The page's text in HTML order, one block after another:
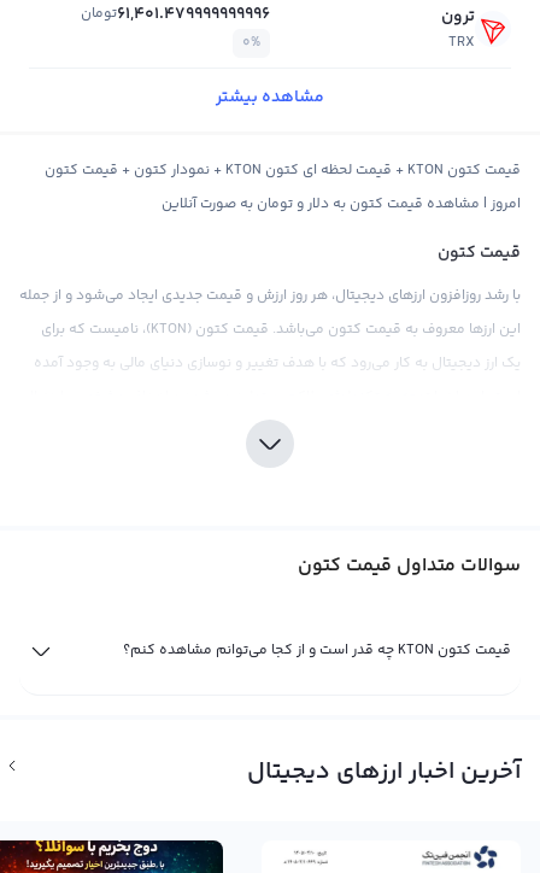
ترون
TRX
61,401.479999999996تومان
0%
مشاهده بیشتر
قیمت کتون KTON + قیمت لحظه ای کتون KTON + نمودار کتون + قیمت کتون
امروز | مشاهده قیمت کتون به دلار و تومان به صورت آنلاین
قیمت کتون
با رشد روزافزون ارزهای دیجیتال، هر روز ارزش و قیمت جدیدی ایجاد می‌شود و از جمله
این ارزها معروف به قیمت کتون می‌باشد. قیمت کتون (KTON)، نامیست که برای
یک ارز دیجیتال به کار می‌رود که با هدف تغییر و نوسازی دنیای مالی به وجود آمده
می‌کند که ممکن است در آینده اهمیت موجودیت آن را افزایش دهد.
کتون کاهش خواهد یافت. اخبار و رویدادهای مختلف نیز می‌توانند در تعیین قیمت
فعالیت می‌کنند، اطلاع از اخبار جاری در دنیای مالی بسیار حایز اهمیت می‌باشد. از طرف
قیمت لحظه ای کتون حاصل خرید و فروش لحظه ای کتون در صرافی های ارز دیجیتال
سوالات متداول قیمت کتون
قیمت کتون KTON چه قدر است و از کجا می‌توانم مشاهده کنم؟
آخرین اخبار ارزهای دیجیتال